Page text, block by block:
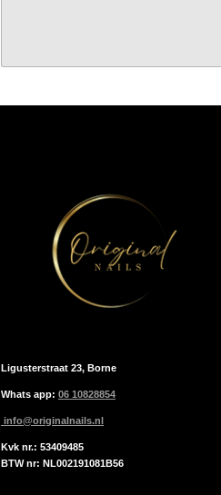
Ligusterstraat 23, Borne
Whats app: 06 10828854
info@originalnails.nl
Kvk nr.: 53409485
BTW nr: NL002191081B56